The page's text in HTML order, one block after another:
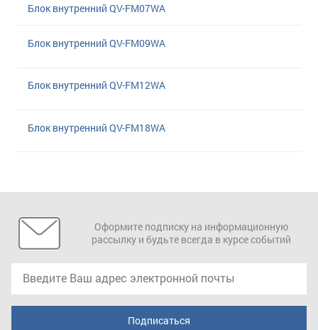
Блок внутренний QV-FM07WA
Блок внутренний QV-FM09WA
Блок внутренний QV-FM12WA
Блок внутренний QV-FM18WA
Оформите подписку на информационную
рассылку и будьте всегда в курсе событий